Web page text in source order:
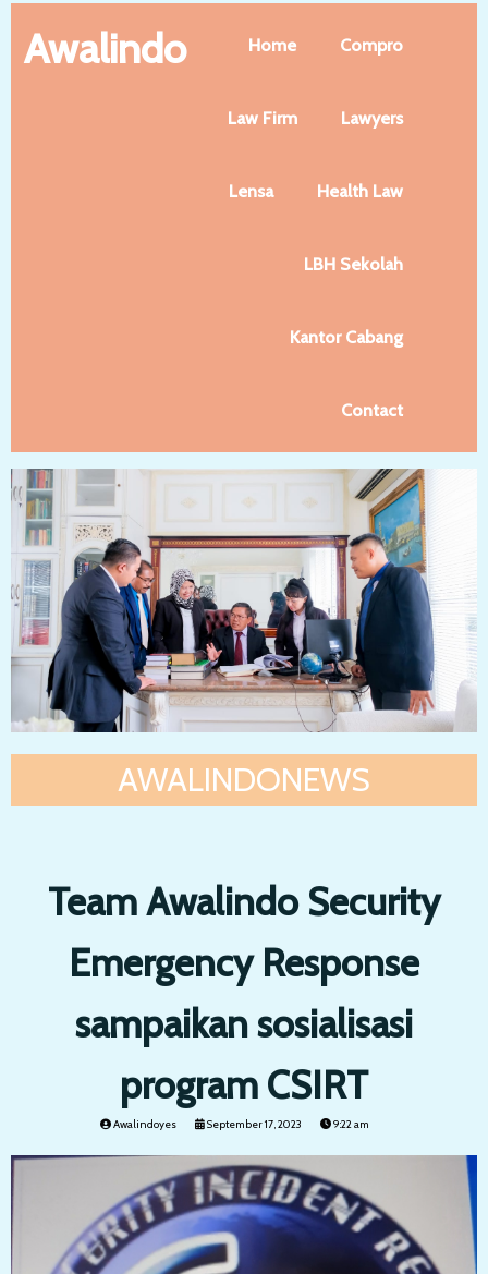
Awalindo Home Compro
Law Firm Lawyers
Lensa Health Law
LBH Sekolah
Kantor Cabang
Contact
AWALINDONEWS
Team Awalindo Security
Emergency Response
sampaikan sosialisasi
program CSIRT
Awalindoyes September 17, 2023 9:22 am